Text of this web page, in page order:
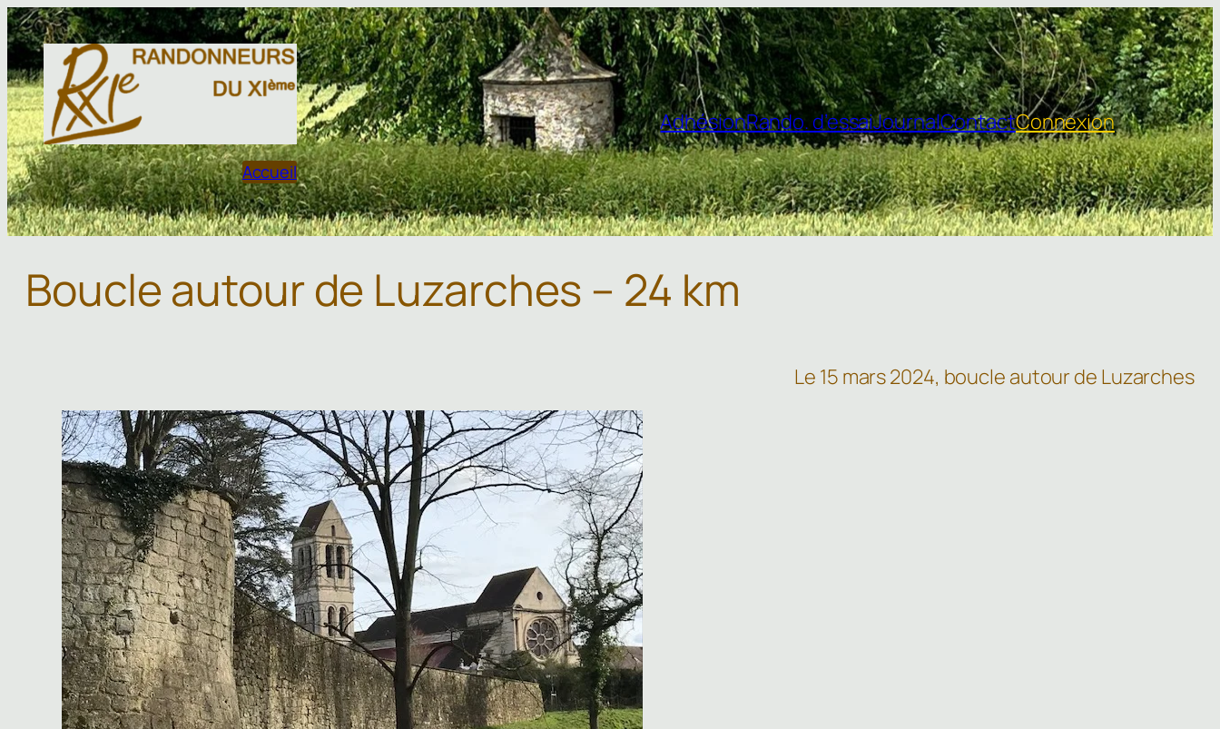
Aller
au
contenu
Accueil
AdhésionRando. d’essaiJournalContactConnexion
Boucle autour de Luzarches – 24 km
Le 15 mars 2024, boucle autour de Luzarches